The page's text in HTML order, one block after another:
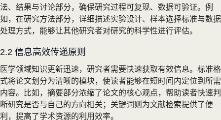
法、结果与讨论部分，确保研究过程可复现、数据可验证。例
如，在研究方法部分，详细描述实验设计、样本选择标准与数据
处理方式，能够让其他研究者对研究的科学性进行评估。
2.2 信息高效传递原则
医学领域知识更新迅速，研究者需要快速获取有效信息。标准格
式将论文划分为清晰的模块，使读者能够在短时间内定位到所需
内容。比如，摘要部分浓缩了论文的核心观点，帮助读者快速判
断研究是否与自己的方向相关；关键词则为文献检索提供了便
利，提高了学术资源的利用效率。